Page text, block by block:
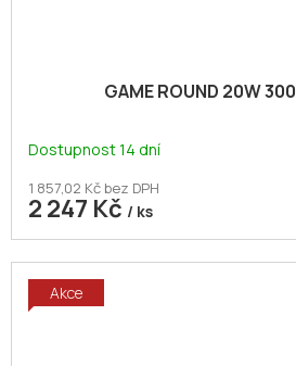
GAME ROUND 20W
Dostupnost 14 dní
1 857,02 Kč bez DPH
2 247 Kč / ks
Akce